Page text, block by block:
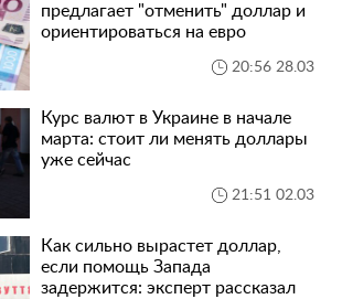
предлагает "отменить" доллар и
ориентироваться на евро
20:56 28.03
Курс валют в Украине в начале
марта: стоит ли менять доллары
уже сейчас
21:51 02.03
Как сильно вырастет доллар,
если помощь Запада
задержится: эксперт рассказал